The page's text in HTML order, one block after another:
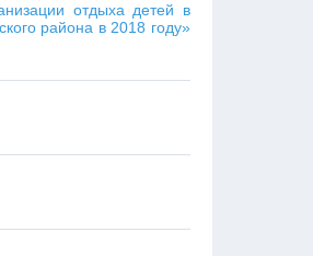
отдыха детей в
района в 2018 году»